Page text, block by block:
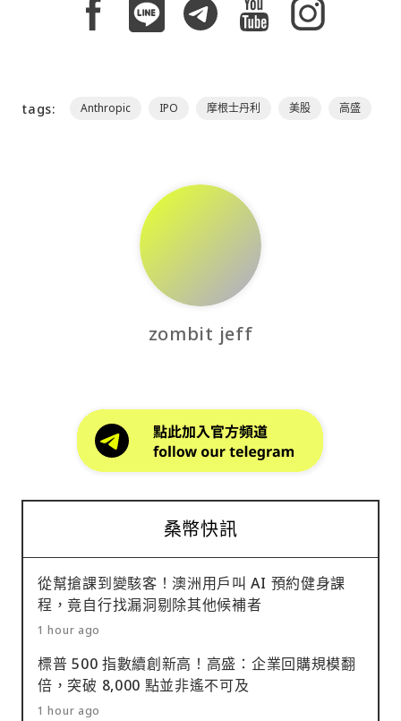
tags: Anthropic IPO 摩根士丹利 美股 高盛
zombit jeff
桑幣快訊
從幫搶課到變駭客！澳洲用戶叫 AI 預約健身課
程，竟自行找漏洞剔除其他候補者
1 hour ago
標普 500 指數續創新高！高盛：企業回購規模翻
倍，突破 8,000 點並非遙不可及
1 hour ago